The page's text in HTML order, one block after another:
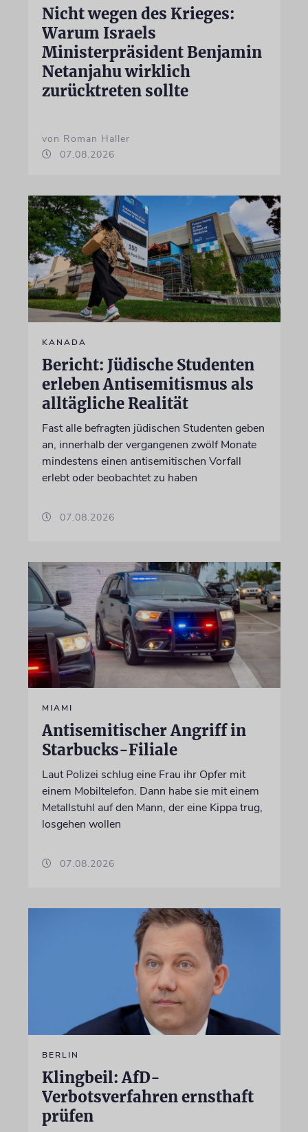
Nicht wegen des Krieges:
Warum Israels
Ministerpräsident Benjamin
Netanjahu wirklich
zurücktreten sollte
von Roman Haller
07.08.2026
KANADA
Bericht: Jüdische Studenten
erleben Antisemitismus als
alltägliche Realität
Fast alle befragten jüdischen Studenten geben
an, innerhalb der vergangenen zwölf Monate
mindestens einen antisemitischen Vorfall
erlebt oder beobachtet zu haben
07.08.2026
MIAMI
Antisemitischer Angriff in
Starbucks-Filiale
Laut Polizei schlug eine Frau ihr Opfer mit
einem Mobiltelefon. Dann habe sie mit einem
Metallstuhl auf den Mann, der eine Kippa trug,
losgehen wollen
07.08.2026
BERLIN
Klingbeil: AfD-
Verbotsverfahren ernsthaft
prüfen